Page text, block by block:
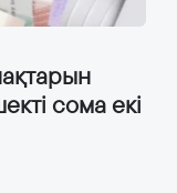
сома екі